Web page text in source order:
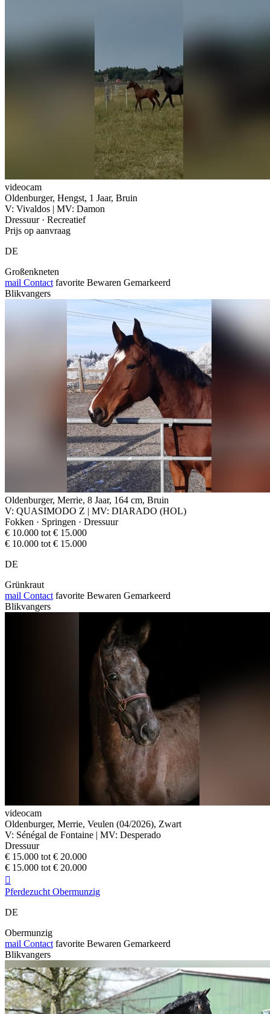
videocam
Oldenburger, Hengst, 1 Jaar, Bruin
V: Vivaldos | MV: Damon
Dressuur · Recreatief
Prijs op aanvraag
DE
Großenkneten
mail Contact favorite Bewaren Gemarkeerd
Blikvangers
Oldenburger, Merrie, 8 Jaar, 164 cm, Bruin
V: QUASIMODO Z | MV: DIARADO (HOL)
Fokken · Springen · Dressuur
€ 10.000 tot € 15.000
€ 10.000 tot € 15.000
DE
Grünkraut
mail Contact favorite Bewaren Gemarkeerd
Blikvangers
videocam
Oldenburger, Merrie, Veulen (04/2026), Zwart
V: Sénégal de Fontaine | MV: Desperado
Dressuur
€ 15.000 tot € 20.000
€ 15.000 tot € 20.000

Pferdezucht Obermunzig
DE
Obermunzig
mail Contact favorite Bewaren Gemarkeerd
Blikvangers